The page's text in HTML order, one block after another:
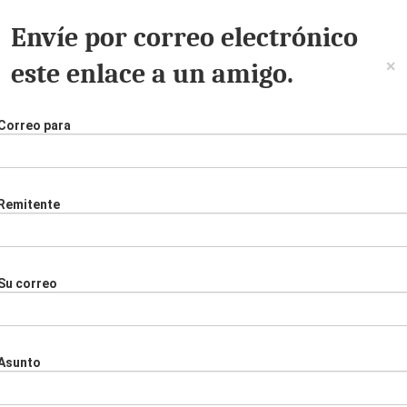
Envíe por correo electrónico
este enlace a un amigo.
×
para
correo